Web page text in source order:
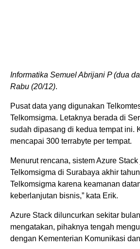
Informatika Semuel Abrijani P (dua
Rabu (20/12).
Pusat data yang digunakan
Telkomsigma. Letaknya berada di
sudah dipasang di kedua tempat ini.
mencapai 300 terrabyte per tempat.
Menurut rencana, sistem Azure
Telkomsigma di Surabaya akhir
Telkomsigma karena keamanan
keberlanjutan bisnis,” kata Erik.
Azure Stack diluncurkan sekitar
mengatakan, pihaknya tengah
dengan Kementerian Komunikasi